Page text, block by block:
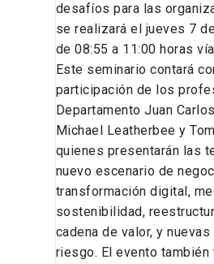
desafíos para las
se realizará el jueves 7
de 08:55 a 11:00 horas
Este seminario contará
participación de los
Departamento Juan
Michael Leatherbee y
quienes presentarán las
nuevo escenario de
transformación digital,
sostenibilidad,
cadena de valor, y
riesgo. El evento también